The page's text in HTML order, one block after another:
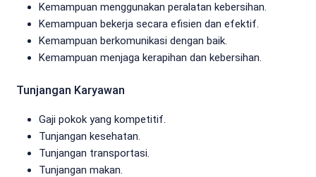
Kemampuan menggunakan peralatan kebersihan.
Kemampuan bekerja secara efisien dan efektif.
Kemampuan berkomunikasi dengan baik.
Kemampuan menjaga kerapihan dan kebersihan.
Tunjangan Karyawan
Gaji pokok yang kompetitif.
Tunjangan kesehatan.
Tunjangan transportasi.
Tunjangan makan.